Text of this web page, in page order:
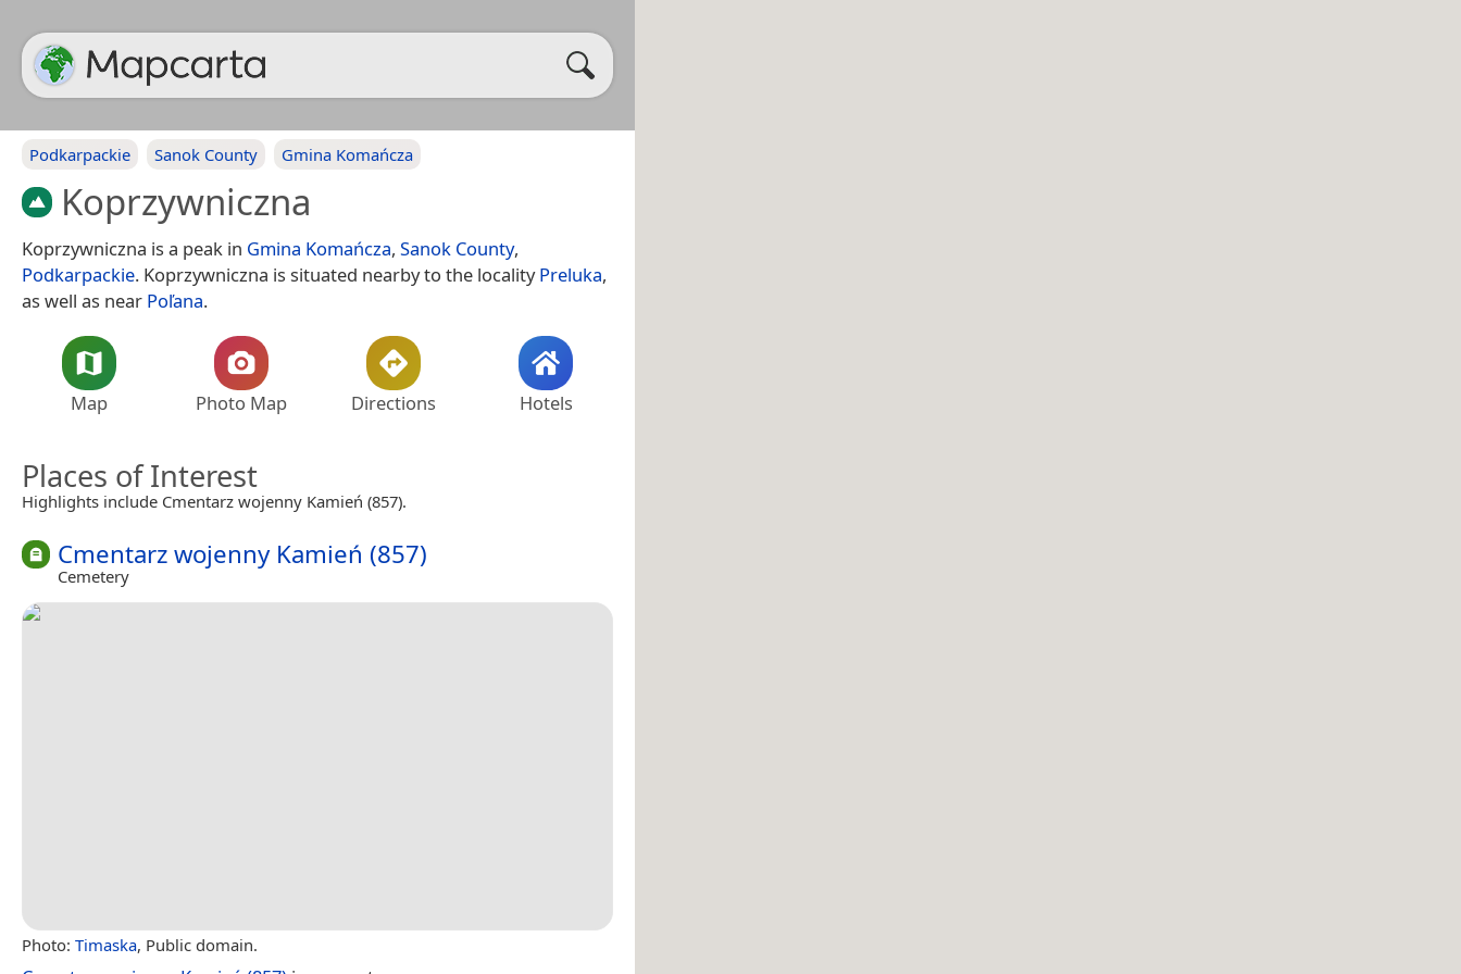
Podkarpackie Sanok County Gmina Komańcza
Koprzywniczna
Koprzywniczna is a peak in Gmina Komańcza, Sanok County,
Podkarpackie. Koprzywniczna is situated nearby to the localityPreluka,
as well as near Poľana.
Map Photo Map Directions Hotels
Places of Interest
Highlights include Cmentarz wojenny Kamień (857).
Cmentarz wojenny Kamień (857)
Cemetery
Photo: Timaska, Public domain.